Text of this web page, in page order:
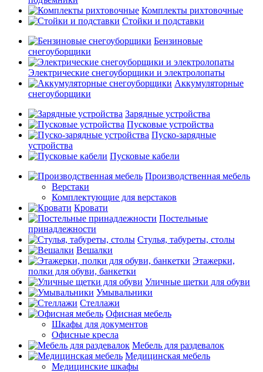
Комплекты рихтовочные
Стойки и подставки
Бензиновые
снегоуборщики
Электрические снегоуборщики и электролопаты
Аккумуляторные
снегоуборщики
Зарядные устройства
Пусковые устройства
Пуско-зарядные
устройства
Пусковые кабели
Производственная мебель
Верстаки
Комплектующие для верстаков
Кровати
Постельные
принадлежности
Стулья, табуреты, столы
Вешалки
Этажерки,
полки для обуви, банкетки
Уличные щетки для обуви
Умывальники
Стеллажи
Офисная мебель
Шкафы для документов
Офисные кресла
Мебель для раздевалок
Медицинская мебель
Медицинские шкафы